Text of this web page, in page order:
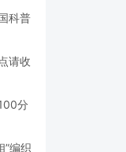
科普
请收
分
”编织